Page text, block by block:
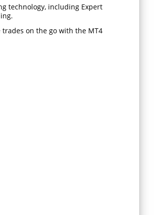
technology, including Expert
on the go with the MT4